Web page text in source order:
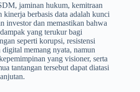
jaminan hukum, kemitraan
kinerja berbasis data adalah kunci
investor dan memastikan bahwa
yang terukur bagi
seperti korupsi, resistensi
memang nyata, namun
yang visioner, serta
tantangan tersebut dapat diatasi